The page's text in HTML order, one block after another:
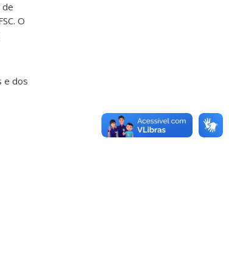
de
O
e dos